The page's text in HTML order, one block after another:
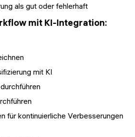
als gut oder fehlerhaft
mit KI-Integration:
mit KI
für kontinuierliche Verbesserungen